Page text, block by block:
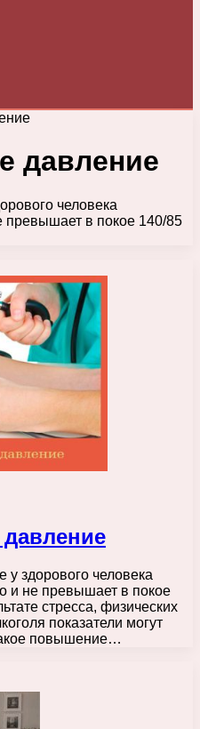
давление
человека
превышает в покое 140/85
у здорового человека
и не превышает в покое
стресса, физических
показатели могут
повышение…